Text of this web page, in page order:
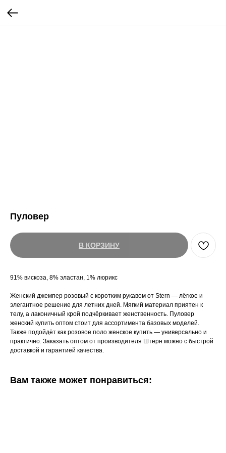
Пуловер
В КОРЗИНУ
91% вискоза, 8% эластан, 1% люрикс
Женский джемпер розовый с коротким рукавом от Stern — лёгкое и
элегантное решение для летних дней. Мягкий материал приятен к
телу, а лаконичный крой подчёркивает женственность. Пуловер
женский купить оптом стоит для ассортимента базовых моделей.
Также подойдёт как розовое поло женское купить — универсально и
практично. Заказать оптом от производителя Штерн можно с быстрой
доставкой и гарантией качества.
Вам также может понравиться: